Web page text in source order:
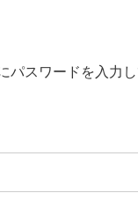
:
パスワードを入力